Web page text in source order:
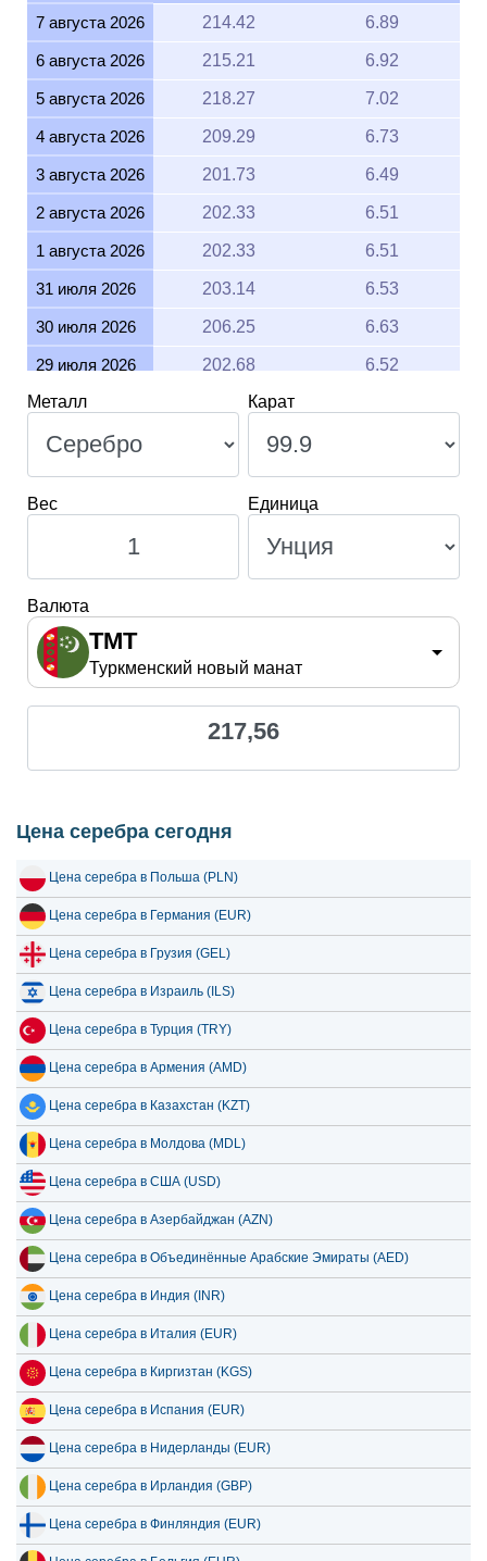
7 августа 2026
214.42 6.89
6 августа 2026 215.21 6.92
5 августа 2026 218.27 7.02
4 августа 2026 209.29 6.73
3 августа 2026 201.73 6.49
2 августа 2026 202.33 6.51
1 августа 2026 202.33 6.51
31 июля 2026 203.14 6.53
30 июля 2026 206.25 6.63
29 июля 2026 202.68 6.52
28 июля 2026 200.15
27 июля 2026 204.79
26 июля 2026 203.57 6.55
25 июля 2026 203.57 6.55
24 июля 2026
22 июля 2026
21 июля 2026 206.18
20 июля 2026 199.25 6.41
196.18
17 июля 2026
15 июля 2026 201.85 6.49
14 июля 2026 206.41 6.64
13 июля 2026 200.63 6.45
12 июля 2026 208.96 6.72
11 июля 2026 208.96 6.72
10 июля 2026 209.00 6.72
9 июля 2026 212.07 6.82
8 июля 2026 204.03 6.56
Металл Карат
Вес Единица
Валюта
TMT
Туркменский новый манат
217,56
Цена серебра сегодня
Цена серебра в Польша (PLN)
Цена серебра в Германия (EUR)
Цена серебра в Грузия (GEL)
Цена серебра в Израиль (ILS)
Цена серебра в Турция (TRY)
Цена серебра в Армения (AMD)
Цена серебра в Казахстан (KZT)
Цена серебра в Молдова (MDL)
Цена серебра в США (USD)
Цена серебра в Азербайджан (AZN)
Цена серебра в Объединённые Арабские Эмираты (AED)
Цена серебра в Индия (INR)
Цена серебра в Италия (EUR)
Цена серебра в Киргизтан (KGS)
Цена серебра в Испания (EUR)
Цена серебра в Нидерланды (EUR)
Цена серебра в Ирландия (GBP)
Цена серебра в Финляндия (EUR)